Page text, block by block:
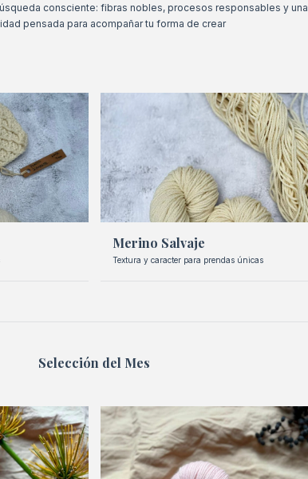
consciente: fibras nobles, procesos responsables y una
pensada para acompañar tu forma de crear
Merino Salvaje
Textura y caracter para prendas únicas
Selección del Mes